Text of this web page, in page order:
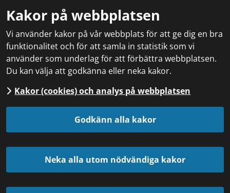
Kakor på webbplatsen
Vi använder kakor på vår webbplats för att ge dig en bra
funktionalitet och för att samla in statistik som vi
använder som underlag för att förbättra webbplatsen.
Du kan välja att godkänna eller neka kakor.
Kakor (cookies) och analys på webbplatsen
Godkänn alla kakor
Neka alla utom nödvändiga kakor